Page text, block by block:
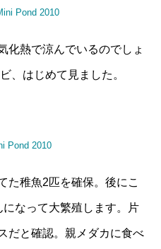
化熱で涼んでいるのでしょ
、はじめて見ました。
た稚魚2匹を確保。後にこ
なって大繁殖します。片
だと確認。親メダカに食べ